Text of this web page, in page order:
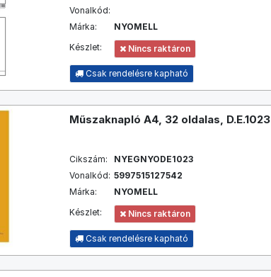
Vonalkód:
Márka:
NYOMELL
Készlet:
Nincs raktáron
Csak rendelésre kapható
Műszaknapló A4, 32 oldalas, D.E.1023
Cikszám:
NYEGNYODE1023
Vonalkód: 5997515127542
Márka:
NYOMELL
Készlet:
Nincs raktáron
Csak rendelésre kapható